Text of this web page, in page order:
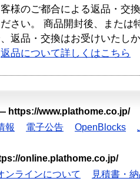
様のご都合による返品・交
ださい。 商品開封後、または
返品・交換はお受けいたし
返品について詳しくはこちら
https://www.plathome.co.jp/
報 電子公告 OpenBlocks
online.plathome.co.jp/
ンラインについて
見積書・